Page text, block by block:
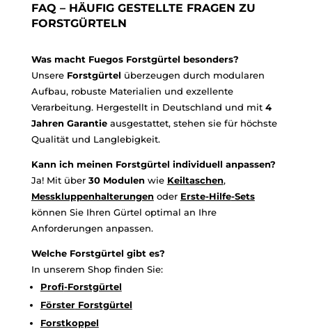
FAQ – HÄUFIG GESTELLTE FRAGEN ZU
FORSTGÜRTELN
Was macht Fuegos Forstgürtel besonders?
Unsere Forstgürtel überzeugen durch modularen
Aufbau, robuste Materialien und exzellente
Verarbeitung. Hergestellt in Deutschland und mit 4
Jahren Garantieausgestattet, stehen sie für höchste
Qualität und Langlebigkeit.
Kann ich meinen Forstgürtel individuell anpassen?
Ja! Mit über 30 Modulenwie Keiltaschen,
Messkluppenhalterungenoder Erste-Hilfe-Sets
können Sie Ihren Gürtel optimal an Ihre
Anforderungen anpassen.
Welche Forstgürtel gibt es?
In unserem Shop finden Sie:
Profi-Forstgürtel
FörsterForstgürtel
Forstkoppel